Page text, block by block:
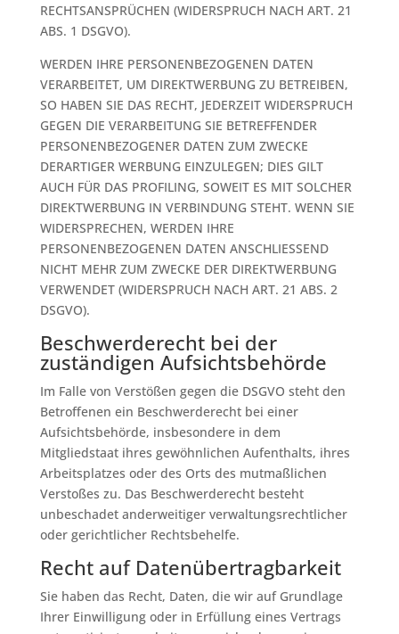
RECHTSANSPRÜCHEN (WIDERSPRUCH NACH ART. 21
ABS. 1 DSGVO).
WERDEN IHRE PERSONENBEZOGENEN DATEN
VERARBEITET, UM DIREKTWERBUNG ZU BETREIBEN,
SO HABEN SIE DAS RECHT, JEDERZEIT WIDERSPRUCH
GEGEN DIE VERARBEITUNG SIE BETREFFENDER
PERSONENBEZOGENER DATEN ZUM ZWECKE
DERARTIGER WERBUNG EINZULEGEN; DIES GILT
AUCH FÜR DAS PROFILING, SOWEIT ES MIT SOLCHER
DIREKTWERBUNG IN VERBINDUNG STEHT. WENN SIE
WIDERSPRECHEN, WERDEN IHRE
PERSONENBEZOGENEN DATEN ANSCHLIESSEND
NICHT MEHR ZUM ZWECKE DER DIREKTWERBUNG
VERWENDET (WIDERSPRUCH NACH ART. 21 ABS. 2
DSGVO).
Beschwerde­recht bei der
zuständigen Aufsichts­behörde
Im Falle von Verstößen gegen die DSGVO steht den
Betroffenen ein Beschwerderecht bei einer
Aufsichtsbehörde, insbesondere in dem
Mitgliedstaat ihres gewöhnlichen Aufenthalts, ihres
Arbeitsplatzes oder des Orts des mutmaßlichen
Verstoßes zu. Das Beschwerderecht besteht
unbeschadet anderweitiger verwaltungsrechtlicher
oder gerichtlicher Rechtsbehelfe.
Recht auf Daten­übertrag­barkeit
Sie haben das Recht, Daten, die wir auf Grundlage
Ihrer Einwilligung oder in Erfüllung eines Vertrags